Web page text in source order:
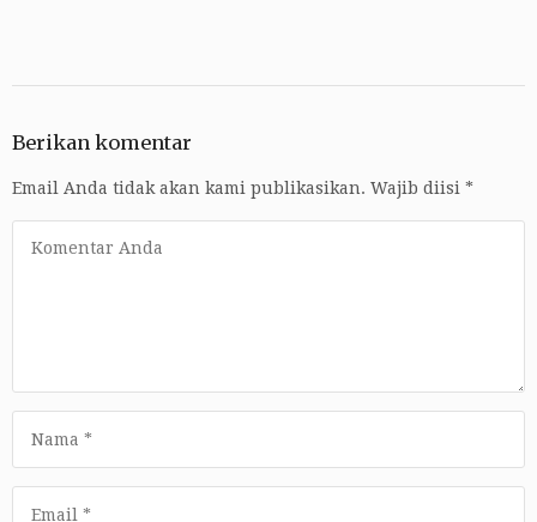
Berikan komentar
Email Anda tidak akan kami publikasikan. Wajib diisi *